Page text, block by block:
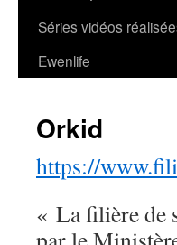
Séries vidéos
Ewenlife
Orkid
https://
« La filière de